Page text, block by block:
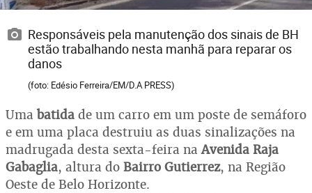
Responsáveis pela manutenção dos sinais de BH
estão trabalhando nesta manhã para reparar os
danos
(foto: Edésio Ferreira/EM/D.A PRESS)
Uma batida de um carro em um poste de semáforo
e em uma placa destruiu as duas sinalizações na
madrugada desta sexta-feira naAvenida Raja
Gabaglia, altura do Bairro Gutierrez, na Região
Oeste de Belo Horizonte.